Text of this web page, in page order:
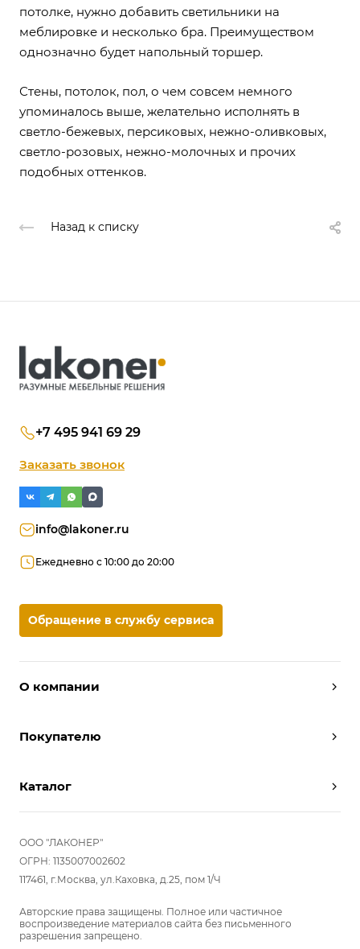
потолке, нужно добавить светильники на
меблировке и несколько бра. Преимуществом
однозначно будет напольный торшер.
Стены, потолок, пол, о чем совсем немного
упоминалось выше, желательно исполнять в
светло-бежевых, персиковых, нежно-оливковых,
светло-розовых, нежно-молочных и прочих
подобных оттенков.
Назад к списку
О компании
Условия работы
Отзывы
Вопрос-ответ
Покупателю
Вызвать дизайнера
Реализованные проекты
Комплектуем шкаф-купе
Каталог
Шкафы
Прихожие
Гостиные
Гардеробные
Детские
Кухни
ООО "ЛАКОНЕР"
ОГРН: 1135007002602
117461, г.Москва, ул.Каховка, д.25, пом 1/Ч
Авторские права защищены. Полное или частичное
воспроизведение материалов сайта без письменного
разрешения запрещено.
+7 495 941 69 29
Заказать звонок
info@lakoner.ru
Ежедневно с 10:00 до 20:00
Обращение в службу сервиса